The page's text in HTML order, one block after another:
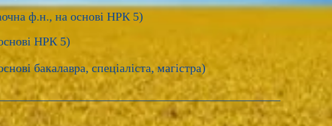
ф.н., на основі НРК 5)
НРК 5)
бакалавра, спеціаліста, магістра)